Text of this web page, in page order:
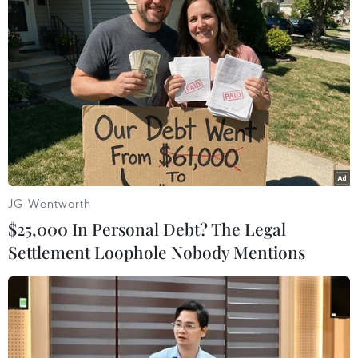
Bà cũng kêu gọi người dân Venezuela tiêm
chủng đầy đủ và tham gia tích cực chương trình
tiêm chủng tăng cường mà nước này khởi động
ngày 3/1 vừa qua.
Trước đó, Tổng thống Venezuela Nicolás
Maduro đã bày tỏ quan ngại trước xu hướng gia
tăng số ca mắc COVID-19 những ngày gần đây
tại nước này và kêu gọi người dân duy trì các
biện pháp phòng ngừa và tiêm chủng.
Tuy nhiên, ông Maduro đã ra lệnh nới lỏng các
biện pháp giãn cách xã hội được áp dụng từ
ngày 1/11/2021./.
(TTXVN/Vietnam+)
JG Wentworth
$25,000 In Personal Debt? The Legal
Settlement Loophole Nobody Mentions